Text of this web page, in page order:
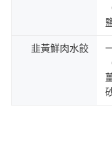
韭黃鮮肉水餃